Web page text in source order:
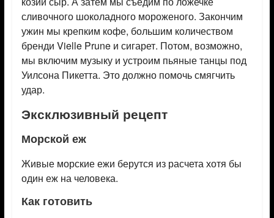
сливочного шоколадного мороженого. Закончим
ужин мы крепким кофе, большим количеством
бренди Vielle Prune и сигарет. Потом, возможно,
мы включим музыку и устроим пьяные танцы под
Уилсона Пикетта. Это должно помочь смягчить
удар.
Эксклюзивный рецепт
Морской еж
Живые морские ежи берутся из расчета хотя бы
один еж на человека.
Как готовить